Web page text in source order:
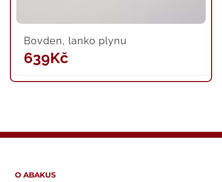
Bovden, lanko plynu
639Kč
O ABAKUS